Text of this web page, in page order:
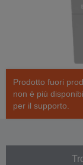
Prodotto fuori
non è più
per il supporto.